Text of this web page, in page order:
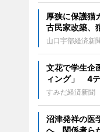
厚狭に保護猫
古民家改築、
山口宇部経済新
文花で学生企
ィング」 4
すみだ経済新聞
沼津発祥の医
へ 関係者ら